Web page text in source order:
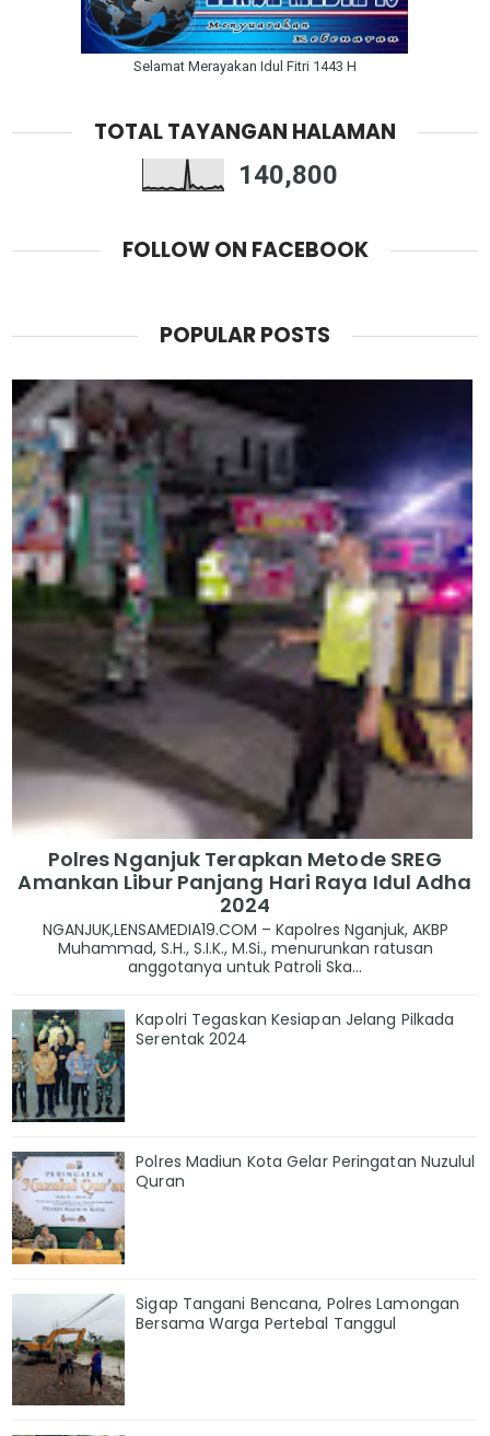
Selamat Merayakan Idul Fitri 1443 H
TOTAL TAYANGAN HALAMAN
140,800
FOLLOW ON FACEBOOK
POPULAR POSTS
Polres Nganjuk Terapkan Metode SREG
Amankan Libur Panjang Hari Raya Idul Adha
2024
NGANJUK,LENSAMEDIA19.COM – Kapolres Nganjuk, AKBP
Muhammad, S.H., S.I.K., M.Si., menurunkan ratusan
anggotanya untuk Patroli Ska...
Kapolri Tegaskan Kesiapan Jelang Pilkada
Serentak 2024
Polres Madiun Kota Gelar Peringatan Nuzulul
Quran
Sigap Tangani Bencana, Polres Lamongan
Bersama Warga Pertebal Tanggul